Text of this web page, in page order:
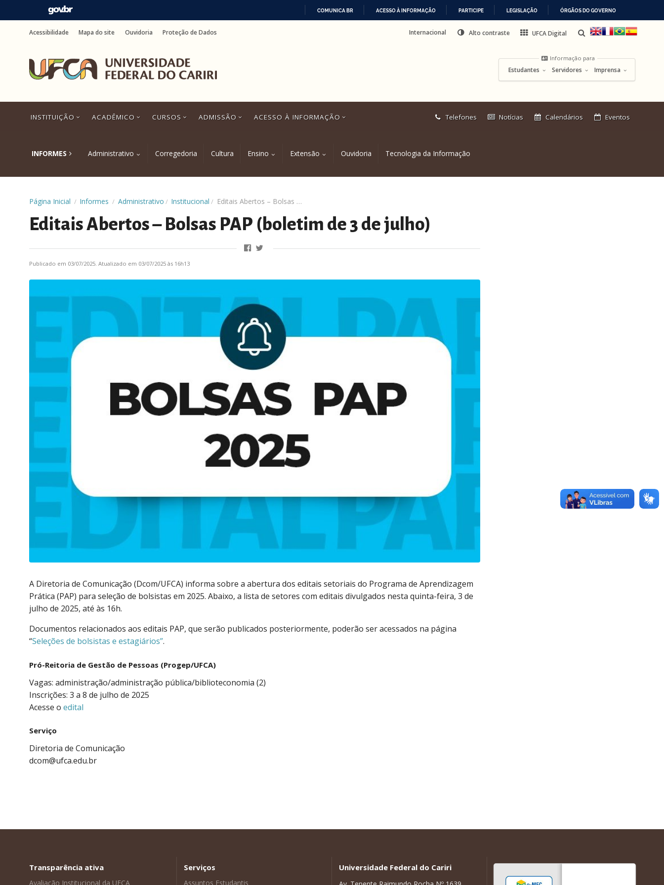
COMUNICA BR ACESSO À INFORMAÇÃO PARTICIPE LEGISLAÇÃO ÓRGÃOS DO GOVERNO
para
para
busca
rodapé
Acessibilidade Mapa do site Ouvidoria Proteção de Dados Internacional Alto contraste UFCA Digital
Informação para
Estudantes Servidores Imprensa
INSTITUIÇÃO ACADÊMICO CURSOS ADMISSÃO ACESSO À INFORMAÇÃO
Link
Telefones Notícias Calendários Eventos
INFORMES Administrativo Corregedoria Cultura Ensino Extensão Ouvidoria Tecnologia da Informação
Página Inicial / Informes / Administrativo / Institucional / Editais Abertos – Bolsas PAP (boletim de 3 de julho)
Editais Abertos – Bolsas PAP (boletim de 3 de julho)
Publicado em 03/07/2025. Atualizado em 03/07/2025 às 16h13
A Diretoria de Comunicação (Dcom/UFCA) informa sobre a abertura dos editais setoriais do Programa de Aprendizagem
Prática (PAP) para seleção de bolsistas em 2025. Abaixo, a lista de setores com editais divulgados nesta quinta-feira, 3 de
julho de 2025, até às 16h.
Documentos relacionados aos editais PAP, que serão publicados posteriormente, poderão ser acessados na página
“Seleções de bolsistas e estagiários”.
Pró-Reitoria de Gestão de Pessoas (Progep/UFCA)
Vagas: administração/administração pública/biblioteconomia (2)
Inscrições: 3 a 8 de julho de 2025
Acesse o edital
Serviço
Diretoria de Comunicação
dcom@ufca.edu.br
Transparência ativa
Avaliação Institucional da UFCA
Serviços
Assuntos Estudantis
Universidade Federal do Cariri